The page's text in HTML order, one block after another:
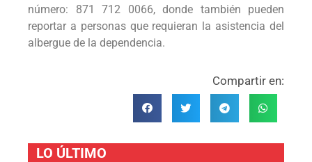
número: 871 712 0066, donde también pueden
reportar a personas que requieran la asistencia del
albergue de la dependencia.
Compartir en:
LO ÚLTIMO